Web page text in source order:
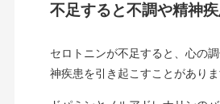
不足すると不調や精神
セロトニンが不足すると、心の
神疾患を引き起こすことがありま